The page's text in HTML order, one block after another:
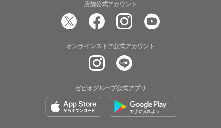
店舗公式アカウント
オンラインストア公式アカウント
ゼビオグループ公式アプリ